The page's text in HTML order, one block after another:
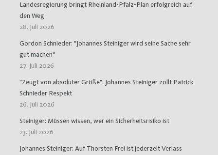
Landesregierung bringt Rheinland-Pfalz-Plan erfolgreich auf
den Weg
28. Juli 2026
Gordon Schnieder: "Johannes Steiniger wird seine Sache sehr
gut machen"
27. Juli 2026
"Zeugt von absoluter Größe": Johannes Steiniger zollt Patrick
Schnieder Respekt
26. Juli 2026
Steiniger: Müssen wissen, wer ein Sicherheitsrisiko ist
23. Juli 2026
Johannes Steiniger: Auf Thorsten Frei ist jederzeit Verlass